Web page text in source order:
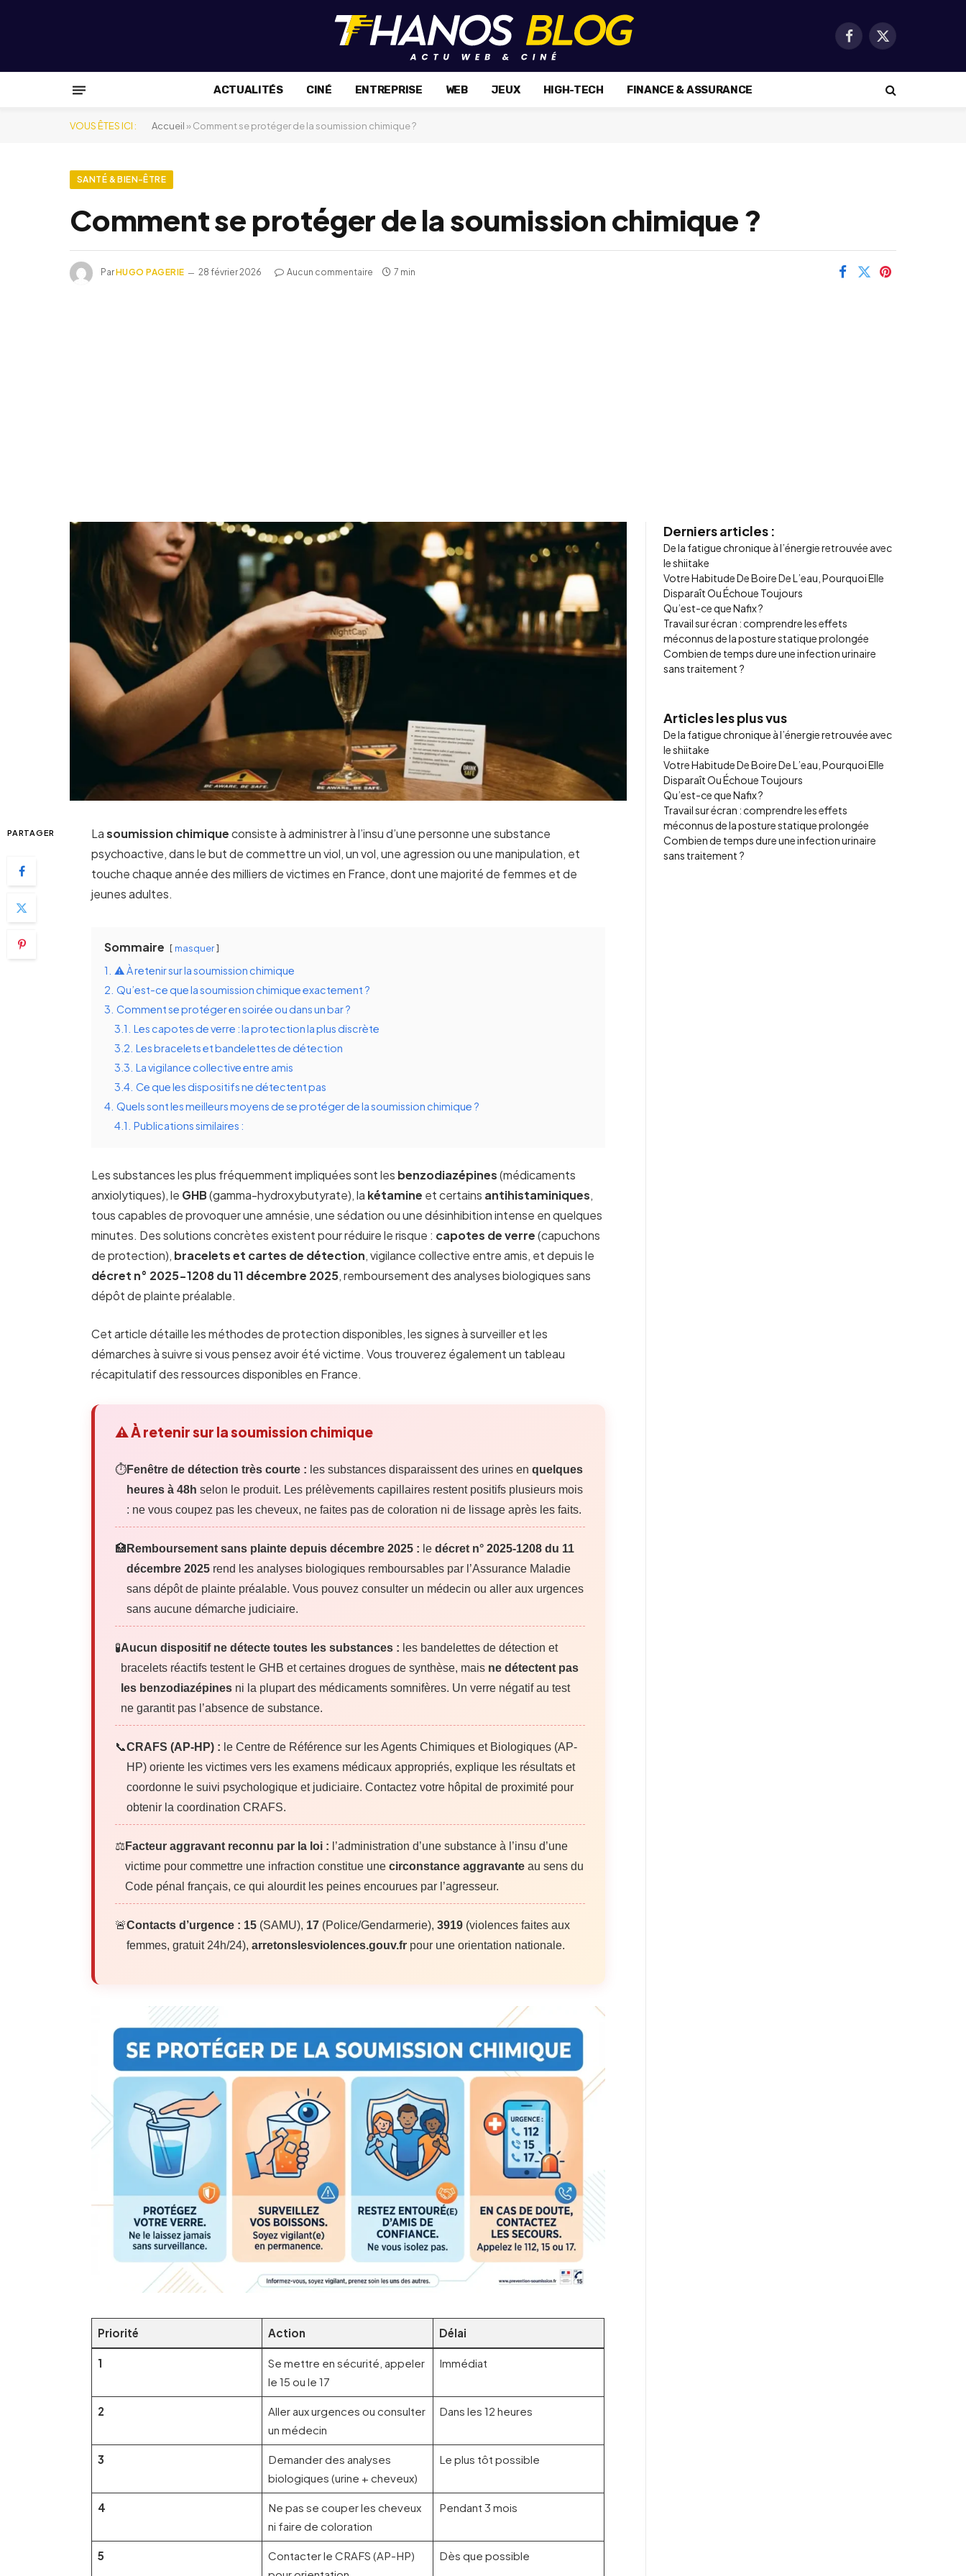
Facebook
X
ACTUALITÉS CINÉ ENTREPRISE WEB JEUX HIGH-TECH FINANCE & ASSURANCE
VOUS ÊTES ICI : Accueil »Comment se protéger de la soumission chimique ?
SANTÉ & BIEN-ÊTRE
Comment se protéger de la soumission chimique ?
ParHUGO PAGERIE 28 février 2026 Aucun commentaire 7 min
PARTAGER Lasoumission chimiqueconsiste à administrer à l’insu d’une personne une substance
psychoactive, dans le but de commettre un viol, un vol, une agression ou une manipulation, et
touche chaque année des milliers de victimes en France, dont une majorité de femmes et de
jeunes adultes.
Sommaire masquer
1.
⚠️ À retenir sur la soumission chimique
2. Qu’est-ce que la soumission chimique exactement ?
3. Comment se protéger en soirée ou dans un bar ?
3.1. Les capotes de verre : la protection la plus discrète
3.2. Les bracelets et bandelettes de détection
3.3. La vigilance collective entre amis
3.4. Ce que les dispositifs ne détectent pas
4. Quels sont les meilleurs moyens de se protéger de la soumission chimique ?
4.1. Publications similaires :
Les substances les plus fréquemment impliquées sont les benzodiazépines(médicaments
anxiolytiques), le GHB(gamma-hydroxybutyrate), la kétamine et certains antihistaminiques,
tous capables de provoquer une amnésie, une sédation ou une désinhibition intense en quelques
minutes. Des solutions concrètes existent pour réduire le risque : capotes de verre(capuchons
de protection), bracelets et cartes de détection, vigilance collective entre amis, et depuis le
décret n° 2025-1208 du 11 décembre 2025, remboursement des analyses biologiques sans
dépôt de plainte préalable.
Cet article détaille les méthodes de protection disponibles, les signes à surveiller et les
démarches à suivre si vous pensez avoir été victime. Vous trouverez également un tableau
récapitulatif des ressources disponibles en France.
⚠️ À retenir sur la soumission chimique
⏱️Fenêtre de détection très courte : les substances disparaissent des urines enquelques
heures à 48h selon le produit. Les prélèvements capillaires restent positifs plusieurs mois
: ne vous coupez pas les cheveux, ne faites pas de coloration ni de lissage après les faits.
🏥 Remboursement sans plainte depuis décembre 2025 : ledécret n° 2025-1208 du 11
décembre 2025 rend les analyses biologiques remboursables par l’Assurance Maladie
sans dépôt de plainte préalable. Vous pouvez consulter un médecin ou aller aux urgences
sans aucune démarche judiciaire.
🧪Aucun dispositif ne détecte toutes les substances : les bandelettes de détection et
bracelets réactifs testent le GHB et certaines drogues de synthèse, mais ne détectent pas
les benzodiazépines ni la plupart des médicaments somnifères. Un verre négatif au test
ne garantit pas l’absence de substance.
📞CRAFS (AP-HP) : le Centre de Référence sur les Agents Chimiques et Biologiques (AP-
HP) oriente les victimes vers les examens médicaux appropriés, explique les résultats et
coordonne le suivi psychologique et judiciaire. Contactez votre hôpital de proximité pour
obtenir la coordination CRAFS.
⚖️Facteur aggravant reconnu par la loi : l’administration d’une substance à l’insu d’une
victime pour commettre une infraction constitue unecirconstance aggravante au sens du
Code pénal français, ce qui alourdit les peines encourues par l’agresseur.
🚨Contacts d’urgence : 15 (SAMU), 17 (Police/Gendarmerie),3919 (violences faites aux
femmes, gratuit 24h/24),arretonslesviolences.gouv.fr pour une orientation nationale.
Priorité Action Délai
1
Se mettre en sécurité, appeler
le 15 ou le 17
Immédiat
2
Aller aux urgences ou consulter
un médecin
Dans les 12 heures
3
Demander des analyses
biologiques (urine + cheveux)
Le plus tôt possible
4
Ne pas se couper les cheveux
ni faire de coloration
Pendant 3 mois
5
Contacter le CRAFS (AP-HP)
Dès que possible
Derniers articles :
De la fatigue chronique à l’énergie retrouvée avec
le shiitake
Votre Habitude De Boire De L’eau, Pourquoi Elle
Disparaît Ou Échoue Toujours
Qu’est-ce que Nafix ?
Travail sur écran : comprendre les effets
méconnus de la posture statique prolongée
Combien de temps dure une infection urinaire
sans traitement ?
Articles les plus vus
De la fatigue chronique à l’énergie retrouvée avec
le shiitake
Votre Habitude De Boire De L’eau, Pourquoi Elle
Disparaît Ou Échoue Toujours
Qu’est-ce que Nafix ?
Travail sur écran : comprendre les effets
méconnus de la posture statique prolongée
Combien de temps dure une infection urinaire
sans traitement ?